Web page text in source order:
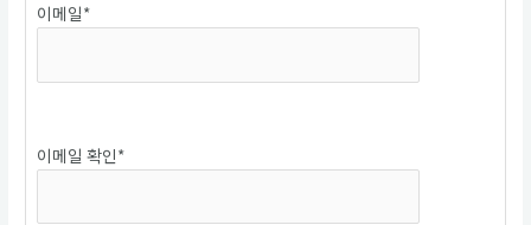
이메일*
이메일 확인*